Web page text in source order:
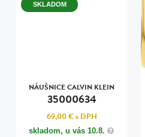
SKLADOM
NÁUŠNICE CALVIN KLEIN
35000634
69,00 €s DPH
skladom, u vás 10.8.